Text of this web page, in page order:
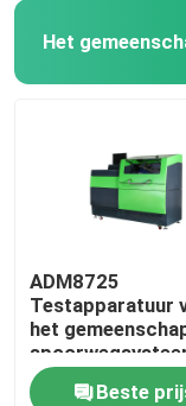
ADM8725
Testapparatuur
het
Beste